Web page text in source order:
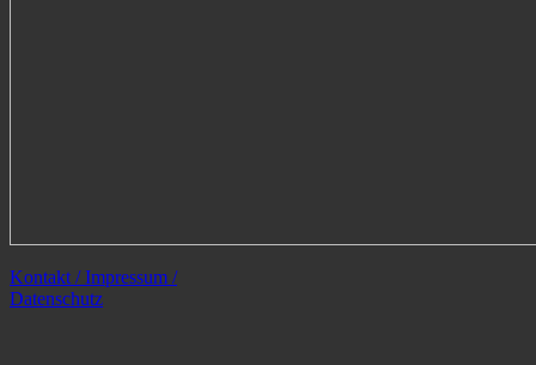
Kontakt / Impressum /
Datenschutz